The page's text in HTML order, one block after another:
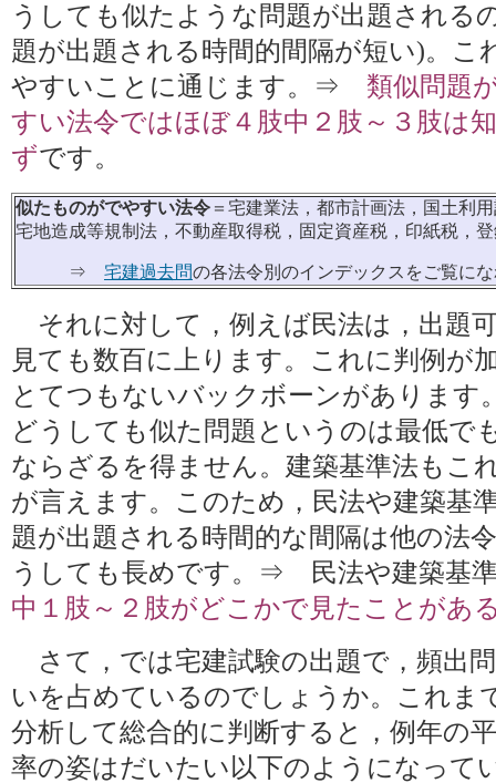
うしても似たような問題が出題される
題が出題される時間的間隔が短い)。こ
やすいことに通じます。⇒ 類似問題
すい法令ではほぼ４肢中２肢～３肢は
ずです。
似たものがでやすい法令 ＝宅建業法，都市計画法，国土利
宅地造成等規制法，不動産取得税，固定資産税，印紙税，
⇒ 宅建過去問の各法令別のインデックスをご覧に
それに対して，例えば民法は，出題
見ても数百に上ります。これに判例が
とてつもないバックボーンがあります
どうしても似た問題というのは最低で
ならざるを得ません。建築基準法もこ
が言えます。このため，民法や建築基
題が出題される時間的な間隔は他の法
うしても長めです。⇒ 民法や建築基
中１肢～２肢がどこかで見たことがあ
さて，では宅建試験の出題で，頻出
いを占めているのでしょうか。これま
分析して総合的に判断すると，例年の
率の姿はだいたい以下のようになって